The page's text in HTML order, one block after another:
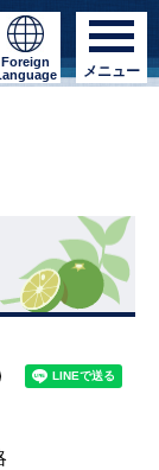
Foreign
メニュー